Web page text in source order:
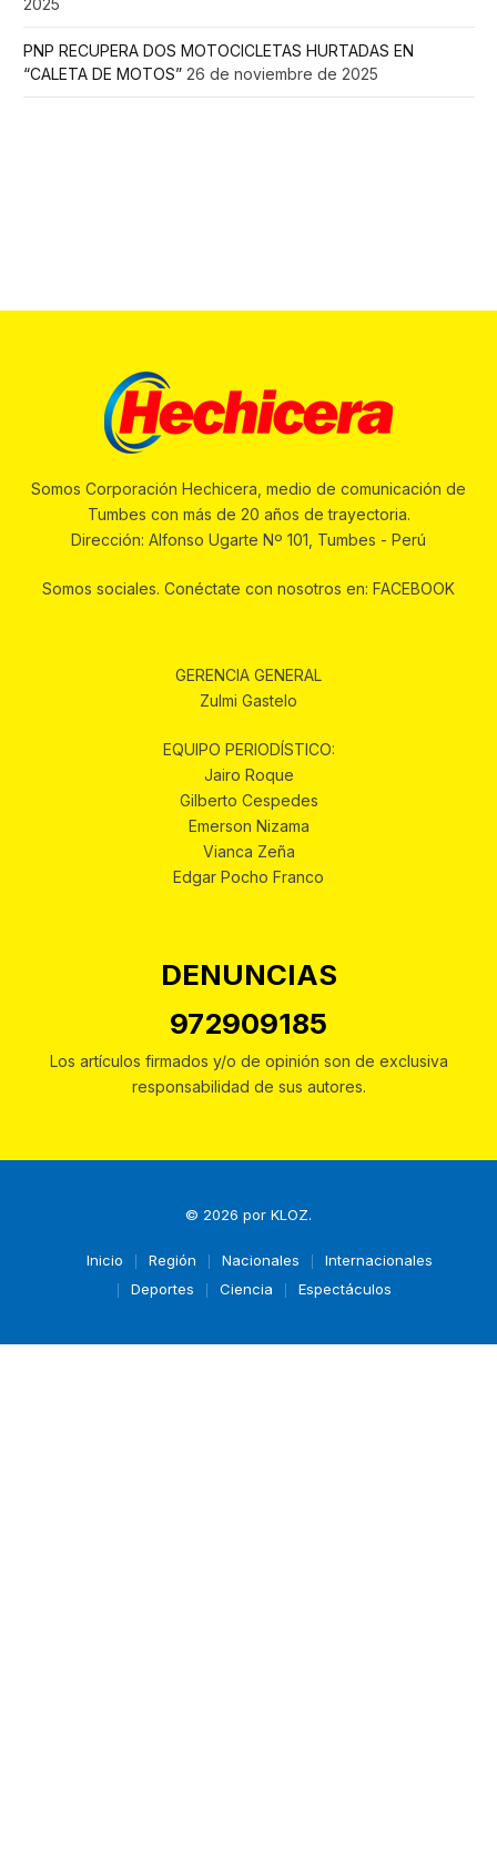
2025
PNP RECUPERA DOS MOTOCICLETAS HURTADAS EN
“CALETA DE MOTOS” 26 de noviembre de 2025
Somos Corporación Hechicera, medio de comunicación de
Tumbes con más de 20 años de trayectoria.
Dirección: Alfonso Ugarte Nº 101, Tumbes - Perú
Somos sociales. Conéctate con nosotros en: FACEBOOK
GERENCIA GENERAL
Zulmi Gastelo
EQUIPO PERIODÍSTICO:
Jairo Roque
Gilberto Cespedes
Emerson Nizama
Vianca Zeña
Edgar Pocho Franco
DENUNCIAS
972909185
Los artículos firmados y/o de opinión son de exclusiva
responsabilidad de sus autores.
© 2026 por KLOZ.
Inicio Región Nacionales
Internacionales
Deportes
Ciencia Espectáculos